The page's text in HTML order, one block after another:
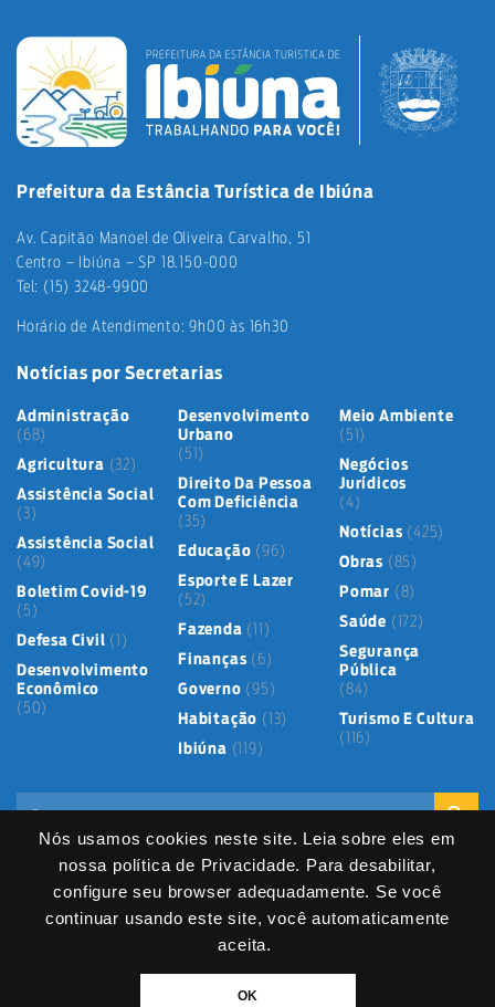
Nós usamos cookies neste site. Leia sobre eles em
nossa política de Privacidade. Para desabilitar,
configure seu browser adequadamente. Se você
continuar usando este site, você automaticamente
aceita.
OK
Prefeitura da Estância Turística de Ibiúna
Av. Capitão Manoel de Oliveira Carvalho, 51
Centro – Ibiúna – SP 18.150-000
Tel: (15) 3248-9900
Horário de Atendimento: 9h00 às 16h30
Notícias por Secretarias
Administração
(68)
Agricultura (32)
Assistência Social
(3)
Assistência Social
(49)
Boletim Covid-19
(5)
Defesa Civil (1)
Desenvolvimento
Econômico
(50)
Desenvolvimento
Urbano
(51)
Direito Da Pessoa
Com Deficiência
(35)
Educação (96)
Esporte E Lazer
(52)
Fazenda (11)
Finanças (6)
Governo (95)
Habitação (13)
Ibiúna (119)
Meio Ambiente
(51)
Negócios
Jurídicos
(4)
Notícias (425)
Obras (85)
Pomar (8)
Saúde (172)
Segurança
Pública
(84)
Turismo E Cultura
(116)
Mapa do Site Política de Privacidade
Termos de Uso
Serviços Digitais